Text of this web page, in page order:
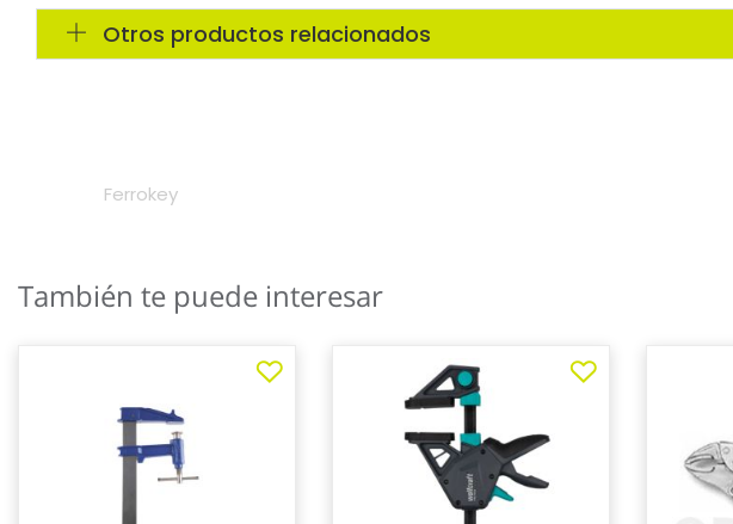
También te puede interesar